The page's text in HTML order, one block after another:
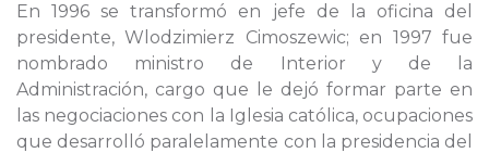
En 1996 se transformó en jefe de la oficina del
presidente, Wlodzimierz Cimoszewic; en 1997 fue
nombrado ministro de Interior y de la
Administración, cargo que le dejó formar parte en
las negociaciones con la Iglesia católica, ocupaciones
que desarrolló paralelamente con la presidencia del